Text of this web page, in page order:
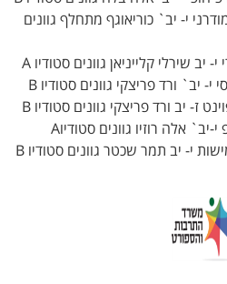
להקת מודרני י- יב` כוריאוגף מתחלף גוונים